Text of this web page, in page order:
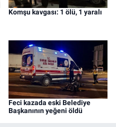
Komşu kavgası: 1 ölü, 1 yaralı
Feci kazada eski Belediye
Başkanının yeğeni öldü